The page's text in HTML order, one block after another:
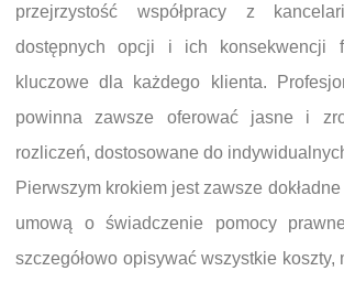
przejrzystość współpracy z
dostępnych opcji i ich konsekwencji
kluczowe dla każdego klienta.
powinna zawsze oferować jasne i
rozliczeń, dostosowane do
Pierwszym krokiem jest zawsze
umową o świadczenie pomocy
szczegółowo opisywać wszystkie koszty,